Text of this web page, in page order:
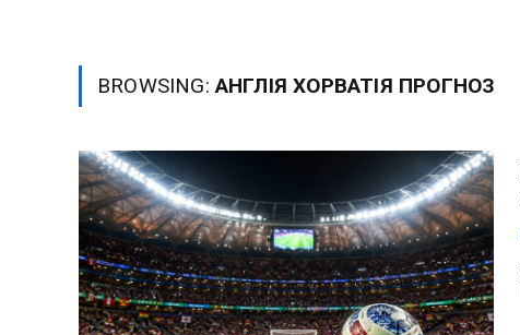
BROWSING:АНГЛІЯ ХОРВАТІЯ ПРОГНОЗ